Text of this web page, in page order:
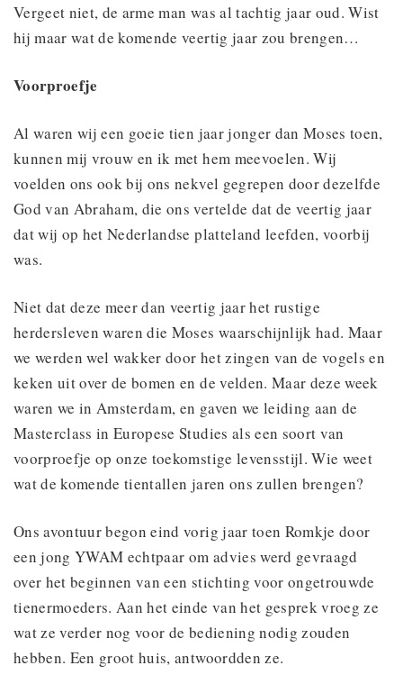
Vergeet niet, de arme man was al tachtig jaar oud. Wist
hij maar wat de komende veertig jaar zou brengen…
Voorproefje
Al waren wij een goeie tien jaar jonger dan Moses toen,
kunnen mij vrouw en ik met hem meevoelen. Wij
voelden ons ook bij ons nekvel gegrepen door dezelfde
God van Abraham, die ons vertelde dat de veertig jaar
dat wij op het Nederlandse platteland leefden, voorbij
was.
Niet dat deze meer dan veertig jaar het rustige
herdersleven waren die Moses waarschijnlijk had. Maar
we werden wel wakker door het zingen van de vogels en
keken uit over de bomen en de velden. Maar deze week
waren we in Amsterdam, en gaven we leiding aan de
Masterclass in Europese Studies als een soort van
voorproefje op onze toekomstige levensstijl. Wie weet
wat de komende tientallen jaren ons zullen brengen?
Ons avontuur begon eind vorig jaar toen Romkje door
een jong YWAM echtpaar om advies werd gevraagd
over het beginnen van een stichting voor ongetrouwde
tienermoeders. Aan het einde van het gesprek vroeg ze
wat ze verder nog voor de bediening nodig zouden
hebben. Een groot huis, antwoordden ze.